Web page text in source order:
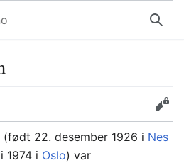
Søk
Rediger
(født 22. desember 1926 i Nes
1974 i Oslo) var